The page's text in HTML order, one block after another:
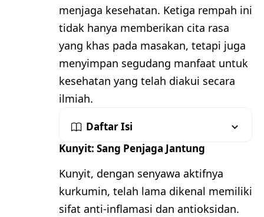
menjaga kesehatan. Ketiga rempah ini
tidak hanya memberikan cita rasa
yang khas pada masakan, tetapi juga
menyimpan segudang manfaat untuk
kesehatan yang telah diakui secara
ilmiah.
Daftar Isi
Kunyit: Sang Penjaga Jantung
Kunyit, dengan senyawa aktifnya
kurkumin, telah lama dikenal memiliki
sifat anti-inflamasi dan antioksidan.